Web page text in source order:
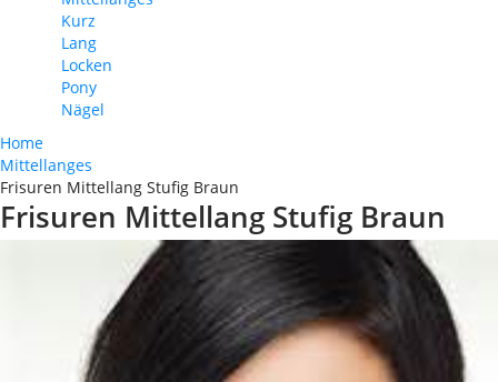
Kurz
Lang
Locken
Pony
Nägel
Home
Mittellanges
Frisuren Mittellang Stufig Braun
Frisuren Mittellang Stufig Braun